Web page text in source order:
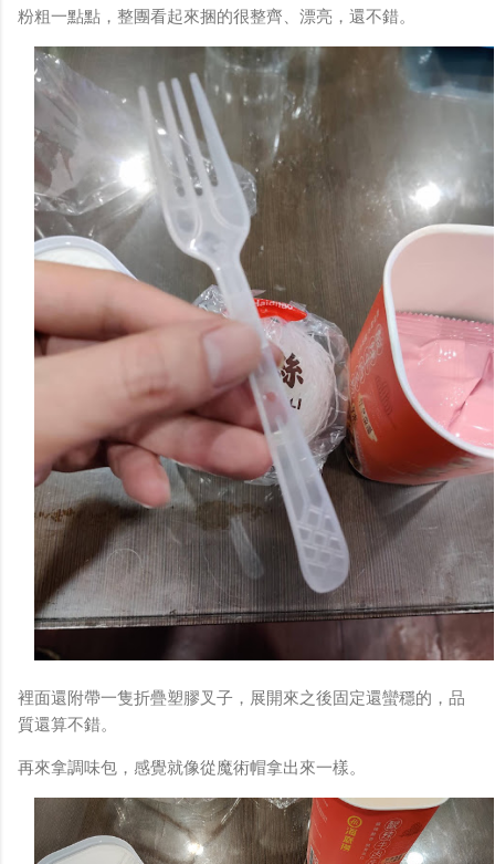
粉粗一點點，整團看起來捆的很整齊、漂亮，還不錯。
裡面還附帶一隻折疊塑膠叉子，展開來之後固定還蠻穩的，品
質還算不錯。
再來拿調味包，感覺就像從魔術帽拿出來一樣。